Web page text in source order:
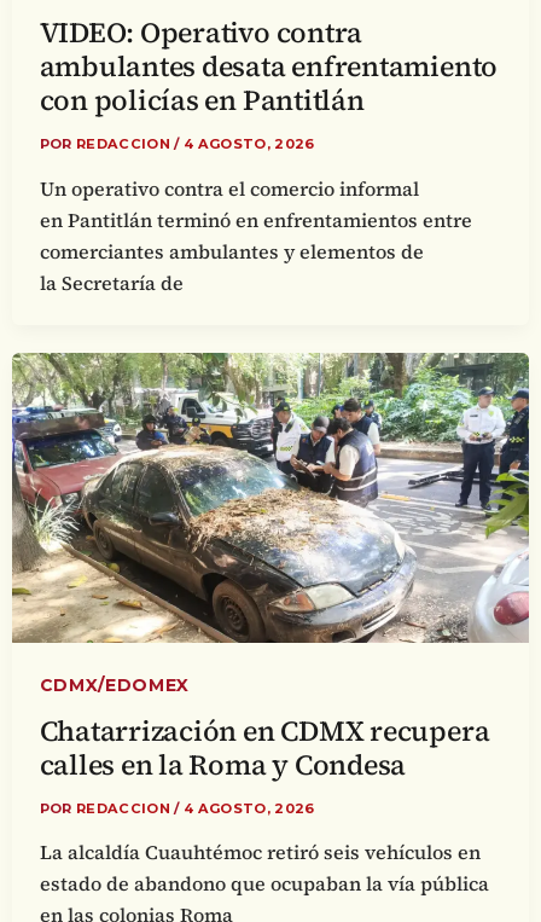
VIDEO: Operativo contra
ambulantes desata enfrentamiento
con policías en Pantitlán
POR REDACCION/ 4 AGOSTO, 2026
Un operativo contra el comercio informal
en Pantitlán terminó en enfrentamientos entre
comerciantes ambulantes y elementos de
la Secretaría de
CDMX/EDOMEX
Chatarrización en CDMX recupera
calles en la Roma y Condesa
POR REDACCION/ 4 AGOSTO, 2026
La alcaldía Cuauhtémoc retiró seis vehículos en
estado de abandono que ocupaban la vía pública
en las colonias Roma